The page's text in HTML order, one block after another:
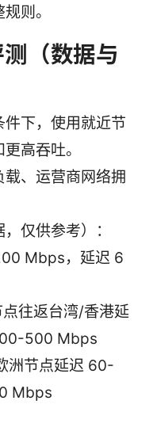
则。
（数据与
下，使用就近节
高吞吐。
、运营商网络拥
仅供参考）：
Mbps，延迟 6
往返台湾/香港延
500 Mbps
洲节点延迟 60-
Mbps